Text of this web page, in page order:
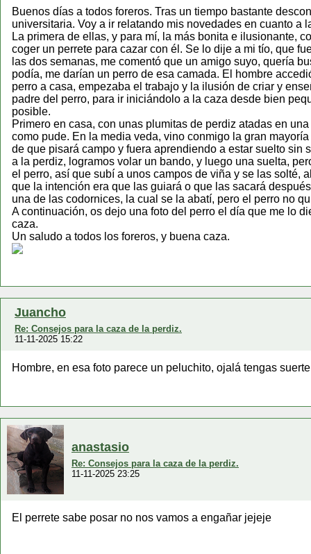
Buenos días a todos foreros. Tras un tiempo bastante
universitaria. Voy a ir relatando mis novedades en cuanto a
La primera de ellas, y para mí, la más bonita e ilusionante,
coger un perrete para cazar con él. Se lo dije a mi tío, que
las dos semanas, me comentó que un amigo suyo, quería
podía, me darían un perro de esa camada. El hombre
perro a casa, empezaba el trabajo y la ilusión de criar y
padre del perro, para ir iniciándolo a la caza desde bien
posible.
Primero en casa, con unas plumitas de perdiz atadas en
como pude. En la media veda, vino conmigo la gran
de que pisará campo y fuera aprendiendo a estar suelto
a la perdiz, logramos volar un bando, y luego una suelta,
el perro, así que subí a unos campos de viña y se las solté,
que la intención era que las guiará o que las sacará
una de las codornices, la cual se la abatí, pero el perro no
A continuación, os dejo una foto del perro el día que me lo
caza.
Un saludo a todos los foreros, y buena caza.
Juancho
Re: Consejos para la caza de la perdiz.
11-11-2025 15:22
Hombre, en esa foto parece un peluchito, ojalá tengas
anastasio
Re: Consejos para la caza de la perdiz.
11-11-2025 23:25
El perrete sabe posar no nos vamos a engañar jejeje